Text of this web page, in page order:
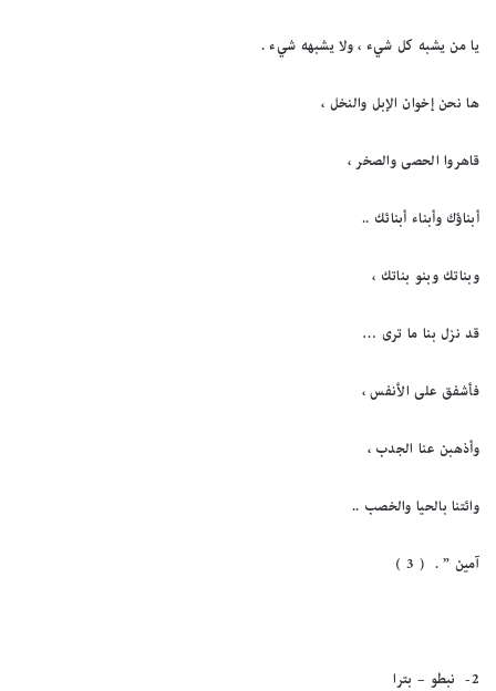
يا من يشبه كل شيء ، ولا يشبهه شيء .
ها نحن إخوان الإبل والنخل ،
قاهروا الحصى والصخر ،
أبناؤك وأبناء أبنائك ..
وبناتك وبنو بناتك ،
قد نزل بنا ما ترى …
فأشفق على الأنفس ،
وأذهبن عنا الجدب ،
وائتنا بالحيا والخصب ..
آمين ” . ( 3 )
2- نبطو – بترا